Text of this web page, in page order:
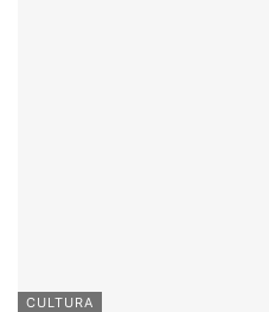
CULTURA